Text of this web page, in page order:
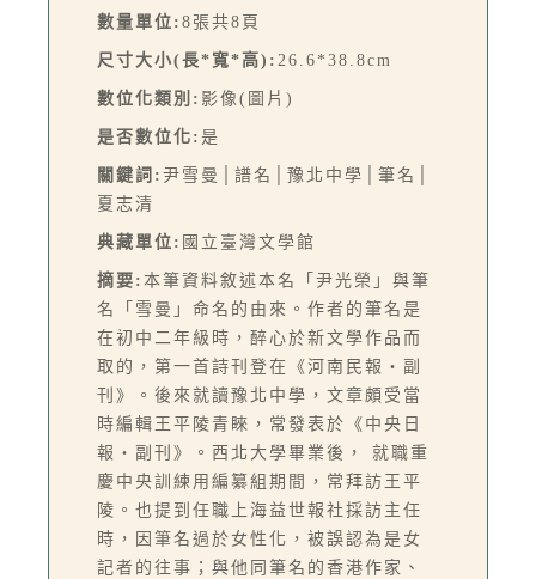
數量單位: 8張共8頁
尺寸大小(長*寬*高): 26.6*38.8cm
數位化類別: 影像(圖片)
是否數位化: 是
關鍵詞: 尹雪曼│譜名│豫北中學│筆名│
夏志清
典藏單位: 國立臺灣文學館
摘要: 本筆資料敘述本名「尹光榮」與筆
名「雪曼」命名的由來。作者的筆名是
在初中二年級時，醉心於新文學作品而
取的，第一首詩刊登在《河南民報‧副
刊》。後來就讀豫北中學，文章頗受當
時編輯王平陵青睞，常發表於《中央日
報‧副刊》。西北大學畢業後， 就職重
慶中央訓練用編纂組期間，常拜訪王平
陵。也提到任職上海益世報社採訪主任
時，因筆名過於女性化，被誤認為是女
記者的往事；與他同筆名的香港作家、